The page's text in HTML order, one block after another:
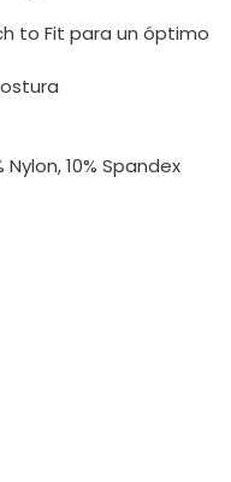
to Fit para un óptimo
Nylon, 10% Spandex